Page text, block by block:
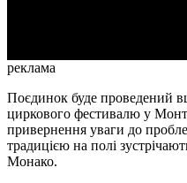
реклама
Поєдинок буде проведений
циркового фестивалю у
привернення уваги до
традицією на полі
Монако.